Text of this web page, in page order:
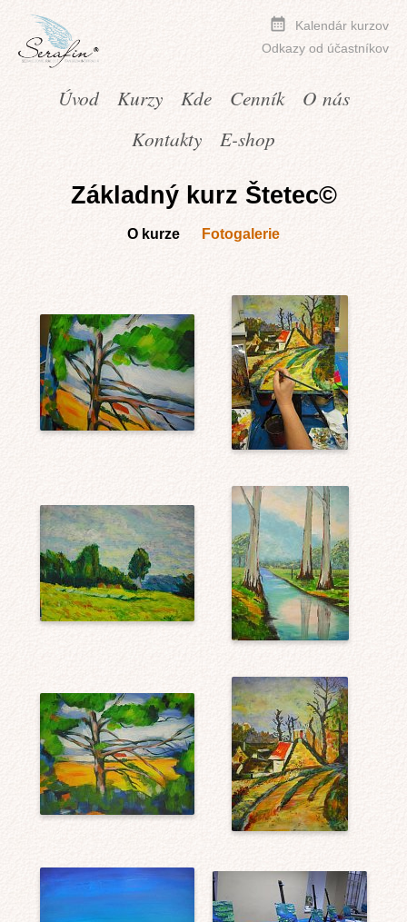
Kalendár kurzov
Odkazy od účastníkov
Úvod Kurzy Kde Cenník
O nás
Kontakty
E-shop
Základný kurz Štetec©
O kurze Fotogalerie